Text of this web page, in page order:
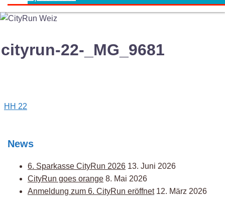
cityrun-22-_MG_9681
Post
HH 22
News
6. Sparkasse CityRun 2026 13. Juni 2026
CityRun goes orange 8. Mai 2026
Anmeldung zum 6. CityRun eröffnet 12. März 2026